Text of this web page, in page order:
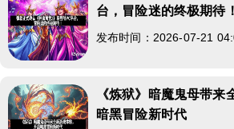
台，冒险迷的终极期待！
发布时间：2026-07-21
《炼狱》暗魔鬼母带来
暗黑冒险新时代